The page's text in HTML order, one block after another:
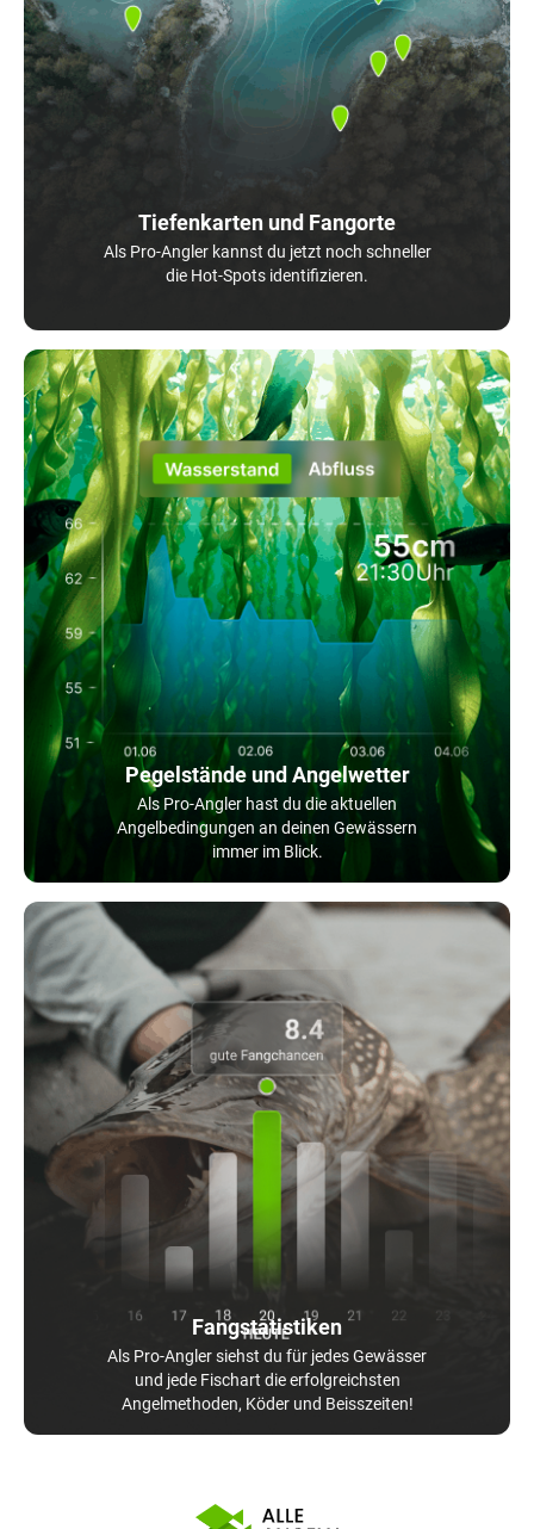
Tiefenkarten und Fangorte
Als Pro-Angler kannst du jetzt noch schneller
die Hot-Spots identifizieren.
Pegelstände und Angelwetter
Als Pro-Angler hast du die aktuellen
Angelbedingungen an deinen Gewässern
immer im Blick.
Fangstatistiken
Als Pro-Angler siehst du für jedes Gewässer
und jede Fischart die erfolgreichsten
Angelmethoden, Köder und Beisszeiten!